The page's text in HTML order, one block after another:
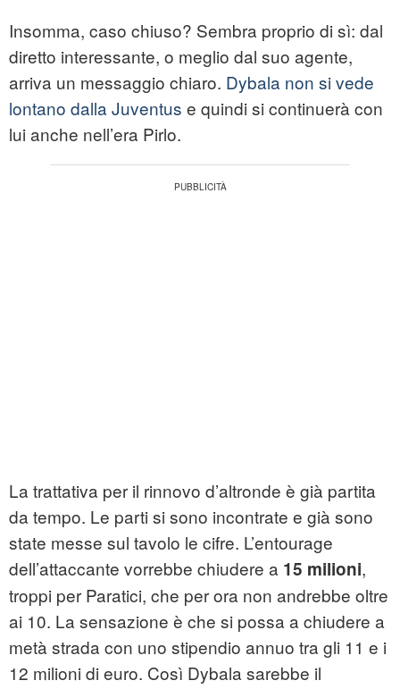
Insomma, caso chiuso? Sembra proprio di sì: dal
diretto interessante, o meglio dal suo agente,
arriva un messaggio chiaro. Dybala non si vede
lontano dalla Juventus e quindi si continuerà con
lui anche nell’era Pirlo.
La trattativa per il rinnovo d’altronde è già partita
da tempo. Le parti si sono incontrate e già sono
state messe sul tavolo le cifre. L’entourage
dell’attaccante vorrebbe chiudere a 15 milioni,
troppi per Paratici, che per ora non andrebbe oltre
ai 10. La sensazione è che si possa a chiudere a
metà strada con uno stipendio annuo tra gli 11 e i
12 milioni di euro. Così Dybala sarebbe il